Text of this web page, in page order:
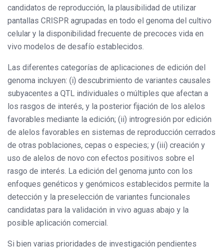
candidatos de reproducción, la plausibilidad de utilizar
pantallas CRISPR agrupadas en todo el genoma del cultivo
celular y la disponibilidad frecuente de precoces vida en
vivo modelos de desafío establecidos.
Las diferentes categorías de aplicaciones de edición del
genoma incluyen: (i) descubrimiento de variantes causales
subyacentes a QTL individuales o múltiples que afectan a
los rasgos de interés, y la posterior fijación de los alelos
favorables mediante la edición; (ii) introgresión por edición
de alelos favorables en sistemas de reproducción cerrados
de otras poblaciones, cepas o especies; y (iii) creación y
uso de alelos de novo con efectos positivos sobre el
rasgo de interés. La edición del genoma junto con los
enfoques genéticos y genómicos establecidos permite la
detección y la preselección de variantes funcionales
candidatas para la validación in vivo aguas abajo y la
posible aplicación comercial.
Si bien varias prioridades de investigación pendientes